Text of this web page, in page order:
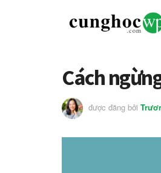
Cách
được đăng bởi